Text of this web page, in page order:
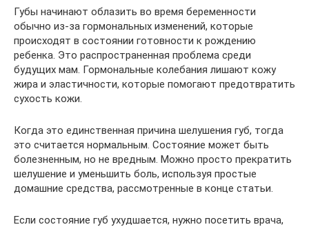
Губы начинают облазить во время беременности
обычно из-за гормональных изменений, которые
происходят в состоянии готовности к рождению
ребенка. Это распространенная проблема среди
будущих мам. Гормональные колебания лишают кожу
жира и эластичности, которые помогают предотвратить
сухость кожи.
Когда это единственная причина шелушения губ, тогда
это считается нормальным. Состояние может быть
болезненным, но не вредным. Можно просто прекратить
шелушение и уменьшить боль, используя простые
домашние средства, рассмотренные в конце статьи.
Если состояние губ ухудшается, нужно посетить врача,